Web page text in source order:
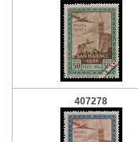
407278